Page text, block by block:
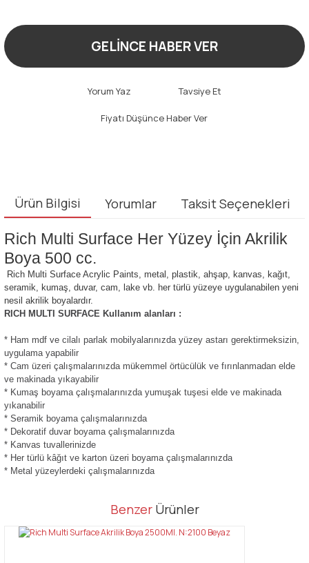
GELİNCE HABER VER
Yorum Yaz Tavsiye Et
Fiyatı Düşünce Haber Ver
Ürün Bilgisi Yorumlar Taksit Seçenekleri
Rich Multi Surface Her Yüzey İçin Akrilik
Boya 500 cc.
Rich Multi Surface Acrylic Paints, metal, plastik, ahşap, kanvas, kağıt,
seramik, kumaş, duvar, cam, lake vb. her türlü yüzeye uygulanabilen yeni
nesil akrilik boyalardır.
RICH MULTI SURFACE Kullanım alanları :
* Ham mdf ve cilalı parlak mobilyalarınızda yüzey astarı gerektirmeksizin,
uygulama yapabilir
* Cam üzeri çalışmalarınızda mükemmel örtücülük ve fırınlanmadan elde
ve makinada yıkayabilir
* Kumaş boyama çalışmalarınızda yumuşak tuşesi elde ve makinada
yıkanabilir
* Seramik boyama çalışmalarınızda
* Dekoratif duvar boyama çalışmalarınızda
* Kanvas tuvallerinizde
* Her türlü kâğıt ve karton üzeri boyama çalışmalarınızda
* Metal yüzeylerdeki çalışmalarınızda
Bu ürüne ilk yorumu siz yapın!
Bu ürünün fiyat bilgisi, resim, ürün açıklamalarında ve diğer
tarafımıza iletebilirsiniz.
Benzer Ürünler